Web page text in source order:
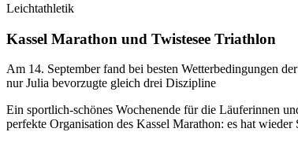
Leichtathletik
Kassel Marathon und Twistesee Triathlon
Am 14. September fand bei besten Wetterbedingungen
nur Julia bevorzugte gleich drei Diszipline
Ein sportlich-schönes Wochenende für die Läuferinnen
perfekte Organisation des Kassel Marathon: es hat wieder